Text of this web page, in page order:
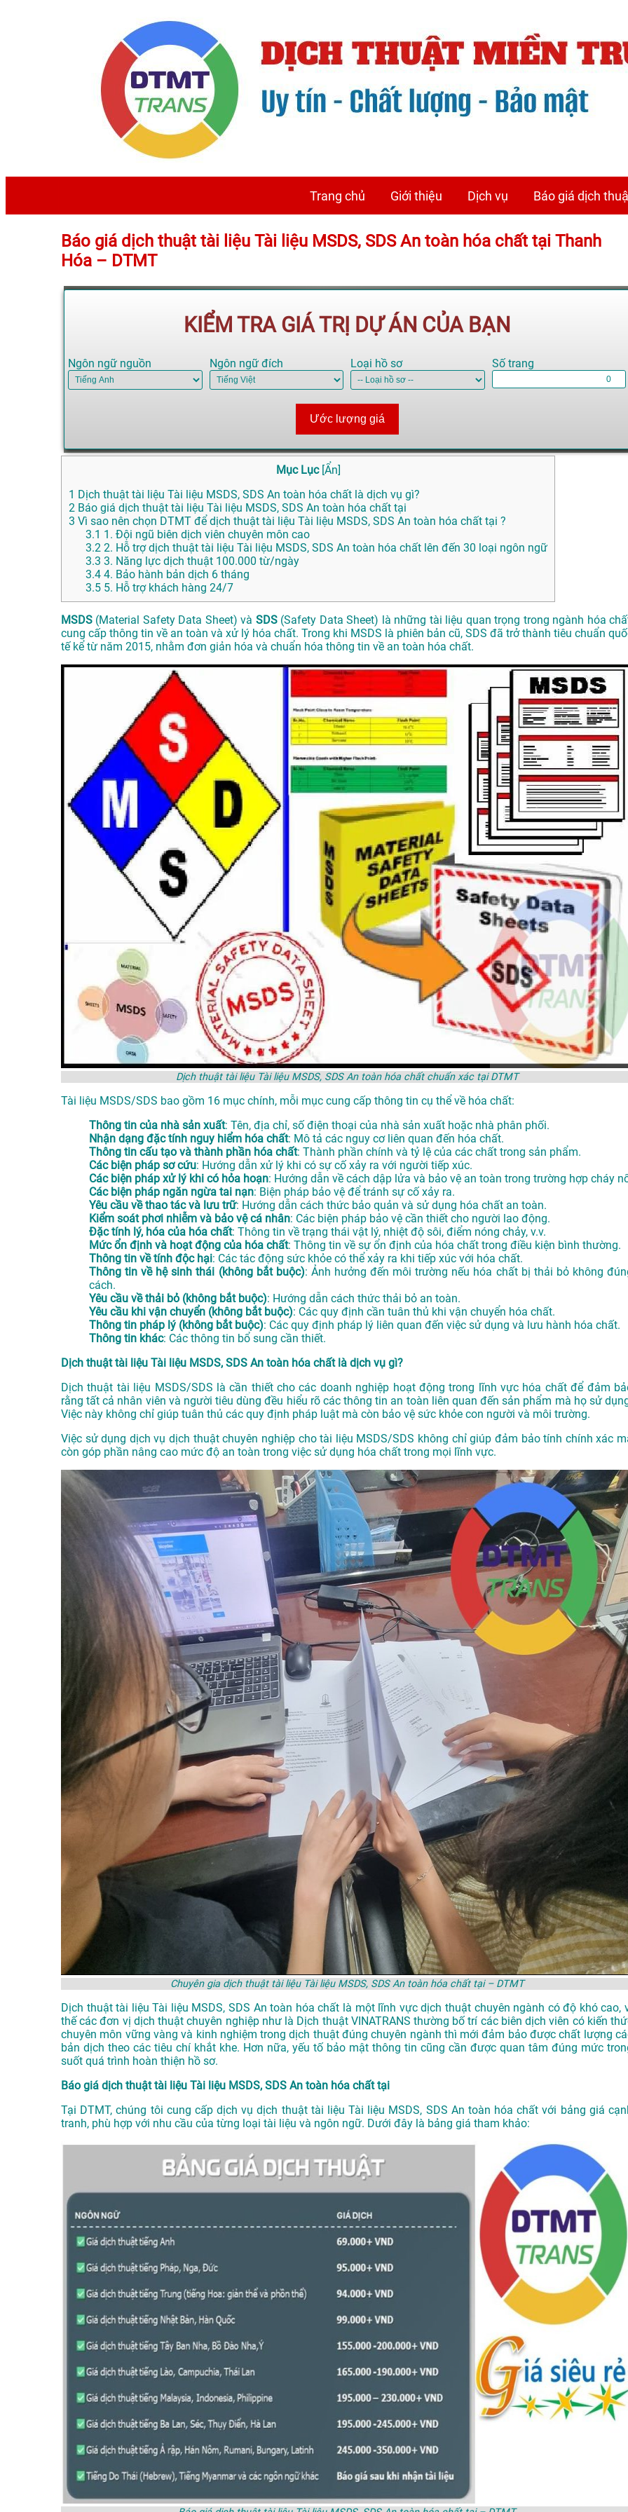
Trang chủ Giới thiệu Dịch vụ Báo giá dịch
Báo giá dịch thuật tài liệu Tài liệu MSDS, SDS An toàn hóa chất tại Thanh
Hóa – DTMT
KIỂM TRA GIÁ TRỊ DỰ ÁN CỦA BẠN
Ngôn ngữ nguồn Ngôn ngữ đích Loại hồ sơ Số trang
Ước lượng giá
Mục Lục [Ẩn]
1 Dịch thuật tài liệu Tài liệu MSDS, SDS An toàn hóa chất là dịch vụ gì?
2 Báo giá dịch thuật tài liệu Tài liệu MSDS, SDS An toàn hóa chất tại
3 Vì sao nên chọn DTMT để dịch thuật tài liệu Tài liệu MSDS, SDS An toàn hóa chất tại ?
3.1 1. Đội ngũ biên dịch viên chuyên môn cao
3.2 2. Hỗ trợ dịch thuật tài liệu Tài liệu MSDS, SDS An toàn hóa chất lên đến 30 loại ngôn ngữ
3.3 3. Năng lực dịch thuật 100.000 từ/ngày
3.4 4. Bảo hành bản dịch 6 tháng
3.5 5. Hỗ trợ khách hàng 24/7
MSDS (Material Safety Data Sheet) và SDS(Safety Data Sheet) là những tài liệu quan trọng trong ngành hóa
cung cấp thông tin về an toàn và xử lý hóa chất. Trong khi MSDS là phiên bản cũ, SDS đã trở thành tiêu chuẩn
tế kể từ năm 2015, nhằm đơn giản hóa và chuẩn hóa thông tin về an toàn hóa chất.
Dịch thuật tài liệu Tài liệu MSDS, SDS An toàn hóa chất chuẩn xác tại DTMT
Tài liệu MSDS/SDS bao gồm 16 mục chính, mỗi mục cung cấp thông tin cụ thể về hóa chất:
Thông tin của nhà sản xuất: Tên, địa chỉ, số điện thoại của nhà sản xuất hoặc nhà phân phối.
Nhận dạng đặc tính nguy hiểm hóa chất: Mô tả các nguy cơ liên quan đến hóa chất.
Thông tin cấu tạo và thành phần hóa chất: Thành phần chính và tỷ lệ của các chất trong sản phẩm.
Các biện pháp sơ cứu: Hướng dẫn xử lý khi có sự cố xảy ra với người tiếp xúc.
Các biện pháp xử lý khi có hỏa hoạn: Hướng dẫn về cách dập lửa và bảo vệ an toàn trong trường hợp cháy
Các biện pháp ngăn ngừa tai nạn: Biện pháp bảo vệ để tránh sự cố xảy ra.
Yêu cầu về thao tác và lưu trữ: Hướng dẫn cách thức bảo quản và sử dụng hóa chất an toàn.
Kiểm soát phơi nhiễm và bảo vệ cá nhân: Các biện pháp bảo vệ cần thiết cho người lao động.
Đặc tính lý, hóa của hóa chất: Thông tin về trạng thái vật lý, nhiệt độ sôi, điểm nóng chảy, v.v.
Mức ổn định và hoạt động của hóa chất: Thông tin về sự ổn định của hóa chất trong điều kiện bình thường.
Thông tin về tính độc hại: Các tác động sức khỏe có thể xảy ra khi tiếp xúc với hóa chất.
Thông tin về hệ sinh thái (không bắt buộc): Ảnh hưởng đến môi trường nếu hóa chất bị thải bỏ không
cách.
Yêu cầu về thải bỏ (không bắt buộc): Hướng dẫn cách thức thải bỏ an toàn.
Yêu cầu khi vận chuyển (không bắt buộc): Các quy định cần tuân thủ khi vận chuyển hóa chất.
Thông tin pháp lý (không bắt buộc): Các quy định pháp lý liên quan đến việc sử dụng và lưu hành hóa chất.
Thông tin khác: Các thông tin bổ sung cần thiết.
Dịch thuật tài liệu Tài liệu MSDS, SDS An toàn hóa chất là dịch vụ gì?
Dịch thuật tài liệu MSDS/SDS là cần thiết cho các doanh nghiệp hoạt động trong lĩnh vực hóa chất để đảm
rằng tất cả nhân viên và người tiêu dùng đều hiểu rõ các thông tin an toàn liên quan đến sản phẩm mà họ sử
Việc này không chỉ giúp tuân thủ các quy định pháp luật mà còn bảo vệ sức khỏe con người và môi trường.
Việc sử dụng dịch vụ dịch thuật chuyên nghiệp cho tài liệu MSDS/SDS không chỉ giúp đảm bảo tính chính xác
còn góp phần nâng cao mức độ an toàn trong việc sử dụng hóa chất trong mọi lĩnh vực.
Chuyên gia dịch thuật tài liệu Tài liệu MSDS, SDS An toàn hóa chất tại – DTMT
Dịch thuật tài liệu Tài liệu MSDS, SDS An toàn hóa chất là một lĩnh vực dịch thuật chuyên ngành có độ khó cao,
thế các đơn vị dịch thuật chuyên nghiệp như là Dịch thuật VINATRANS thường bố trí các biên dịch viên có kiến
chuyên môn vững vàng và kinh nghiệm trong dịch thuật đúng chuyên ngành thì mới đảm bảo được chất lượng
bản dịch theo các tiêu chí khắt khe. Hơn nữa, yếu tố bảo mật thông tin cũng cần được quan tâm đúng mức
suốt quá trình hoàn thiện hồ sơ.
Báo giá dịch thuật tài liệu Tài liệu MSDS, SDS An toàn hóa chất tại
Tại DTMT, chúng tôi cung cấp dịch vụ dịch thuật tài liệu Tài liệu MSDS, SDS An toàn hóa chất với bảng giá
tranh, phù hợp với nhu cầu của từng loại tài liệu và ngôn ngữ. Dưới đây là bảng giá tham khảo: